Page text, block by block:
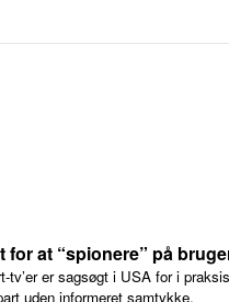
at “spionere” på
tv’er er sagsøgt i USA for i
uden informeret samtykke.